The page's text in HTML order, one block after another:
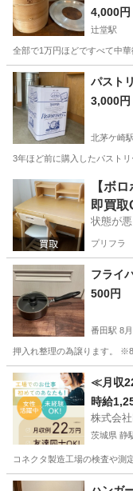
4,000円
辻堂駅
全部で1万円ほどですべて中
神奈川 藤沢市 辻堂駅
パスト
3,000円
北茅ケ崎駅
3年ほど前に購入したパスト
神奈川 茅ヶ崎市 北
【ボ
即買取
状態が
プリフラ
フライ
500円
番田駅 8
押入れ整理の為譲ります。
神奈川 愛甲郡 番田駅
≪月収
時給
株式会
茨城県 静
コネクタ製造工場の検査や
茨城 常陸大宮市 静駅